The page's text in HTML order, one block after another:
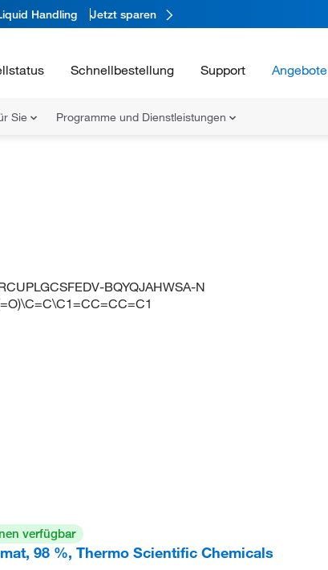
Handling Jetzt sparen
Schnellbestellung Support Angebote
Sie Programme und Dienstleistungen
BQYQJAHWSA-N
verfügbar
98 %, Thermo Scientific Chemicals